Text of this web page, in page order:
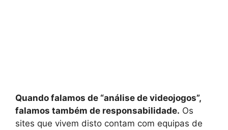
Quando falamos de “análise de videojogos”,
falamos também de responsabilidade. Os
sites que vivem disto contam com equipas de